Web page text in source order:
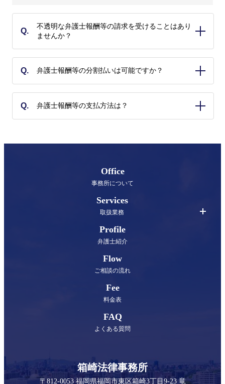
の結果を追求いたします。
Q.
不透明な弁護士報酬等の請求を受けることはあり
ませんか？
当事務所では、料金の透明性確保の観点から、事前に弁護
い。
Q. 弁護士報酬等の分割払いは可能ですか？
申し訳ありませんが、弁護士報酬等のお支払いは、原則と
Q. 弁護士報酬等の支払方法は？
務所指定の銀行口座にお振り込みください
Office
事務所について
Services
取扱業務
Profile
弁護士紹介
Flow
ご相談の流れ
Fee
料金表
FAQ
よくある質問
箱崎法律事務所
〒812-0053 福岡県福岡市東区箱崎3丁目9-23 竜